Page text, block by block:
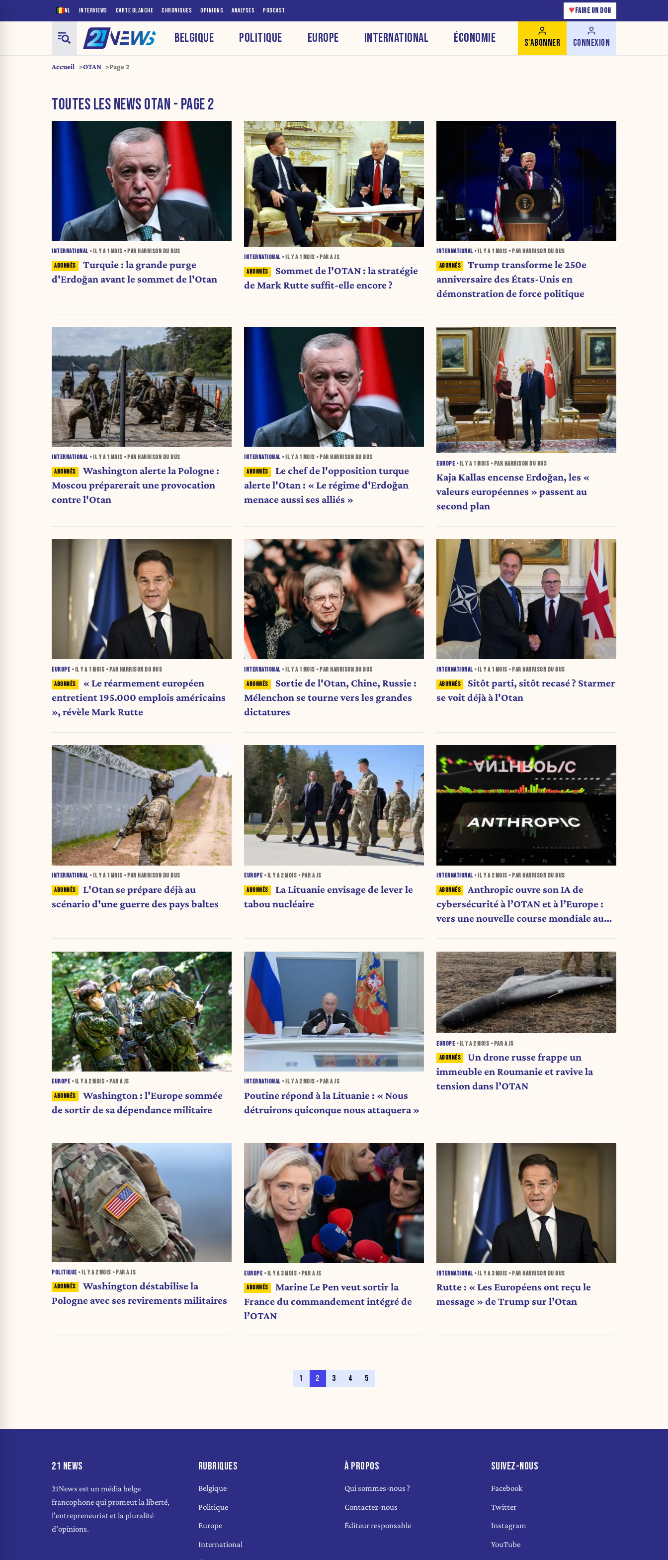
NL INTERVIEWS CARTE BLANCHE CHRONIQUES OPINIONS ANALYSES PODCAST ♥ FAIRE UN DON
BELGIQUE POLITIQUE EUROPE INTERNATIONAL ÉCONOMIE S'ABONNER CONNEXION
Accueil OTAN Page 2
TOUTES LES NEWS OTAN - PAGE 2
INTERNATIONAL • IL Y A 1 MOIS • PAR HARRISON DU BUS
Turquie : la grande purge
d'Erdoğan avant le sommet de l'Otan
INTERNATIONAL • IL Y A 1 MOIS • PAR A JS
Sommet de l'OTAN : la stratégie
de Mark Rutte suffit-elle encore ?
INTERNATIONAL • IL Y A 1 MOIS • PAR HARRISON DU BUS
Trump transforme le 250e
anniversaire des États-Unis en
démonstration de force politique
INTERNATIONAL • IL Y A 1 MOIS • PAR HARRISON DU BUS
Washington alerte la Pologne :
Moscou préparerait une provocation
contre l'Otan
INTERNATIONAL • IL Y A 1 MOIS • PAR HARRISON DU BUS
Le chef de l'opposition turque
alerte l'Otan : « Le régime d'Erdoğan
menace aussi ses alliés »
EUROPE • IL Y A 1 MOIS • PAR HARRISON DU BUS
Kaja Kallas encense Erdoğan, les «
valeurs européennes » passent au
second plan
EUROPE • IL Y A 1 MOIS • PAR HARRISON DU BUS
« Le réarmement européen
entretient 195.000 emplois américains
», révèle Mark Rutte
INTERNATIONAL • IL Y A 1 MOIS • PAR HARRISON DU BUS
Sortie de l'Otan, Chine, Russie :
Mélenchon se tourne vers les grandes
dictatures
INTERNATIONAL • IL Y A 1 MOIS • PAR HARRISON DU BUS
Sitôt parti, sitôt recasé ? Starmer
se voit déjà à l'Otan
INTERNATIONAL • IL Y A 1 MOIS • PAR HARRISON DU BUS
L'Otan se prépare déjà au
scénario d'une guerre des pays baltes
EUROPE • IL Y A2 MOIS • PAR A JS
La Lituanie envisage de lever le
tabou nucléaire
INTERNATIONAL • IL Y A2 MOIS • PAR HARRISON DU BUS
Anthropic ouvre son IA de
cybersécurité à l’OTAN et à l’Europe :
vers une nouvelle course mondiale aux
EUROPE • IL Y A2 MOIS • PAR A JS
Washington : l'Europe sommée
de sortir de sa dépendance militaire
INTERNATIONAL • IL Y A2 MOIS • PAR A JS
Poutine répond à la Lituanie : « Nous
détruirons quiconque nous attaquera »
EUROPE • IL Y A2 MOIS • PAR A JS
Un drone russe frappe un
immeuble en Roumanie et ravive la
tension dans l’OTAN
POLITIQUE • IL Y A2 MOIS • PAR A JS
Washington déstabilise la
Pologne avec ses revirements militaires
EUROPE • IL Y A3 MOIS • PAR A JS
Marine Le Pen veut sortir la
France du commandement intégré de
l’OTAN
INTERNATIONAL • IL Y A3 MOIS • PAR HARRISON DU BUS
Rutte : « Les Européens ont reçu le
message » de Trump sur l’Otan
1 2 3 4 5
21 NEWS
21News est un média belge
francophone qui promeut la liberté,
l'entrepreneuriat et la pluralité
d'opinions.
RUBRIQUES
Belgique
Politique
Europe
International
À PROPOS
Qui sommes-nous ?
Contactez-nous
Éditeur responsable
SUIVEZ-NOUS
Facebook
Twitter
Instagram
YouTube